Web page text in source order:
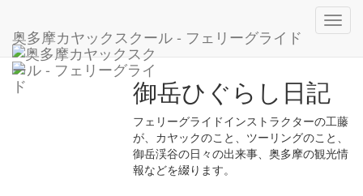
奥多摩カヤックスクール - フェリーグライド
２０１９年御岳山レンゲショウマ開花情報（9/4更新）
御岳ひぐらし日記
フェリーグライドインストラクターの工藤
が、カヤックのこと、ツーリングのこと、
御岳渓谷の日々の出来事、奥多摩の観光情
報などを綴ります。